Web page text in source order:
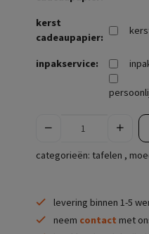
kerst
cadeaupapier:
inpakservice:
categorieën: tafelen ,
levering binnen 1-5
neem contact met